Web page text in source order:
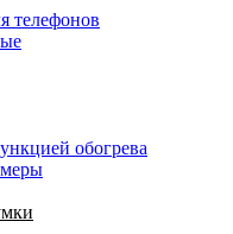
телефонов
обогрева